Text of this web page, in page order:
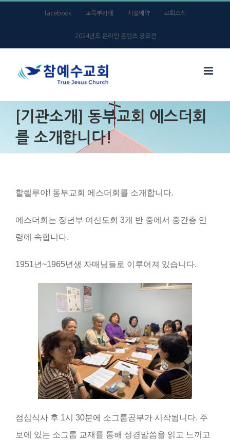
facebook 교육부카페 시설예약 교회소식
2024년도 온라인 콘텐츠 공모전
[기관소개] 동부교회 에스더회
를 소개합니다!
할렐루야! 동부교회 에스더회를 소개합니다.
에스더회는 장년부 여신도회 3개 반 중에서 중간층 연
령에 속합니다.
1951년~1965년생 자매님들로 이루어져 있습니다.
점심식사 후 1시 30분에 소그룹공부가 시작됩니다. 주
보에 있는 소그룹 교재를 통해 성경말씀을 읽고 느끼고